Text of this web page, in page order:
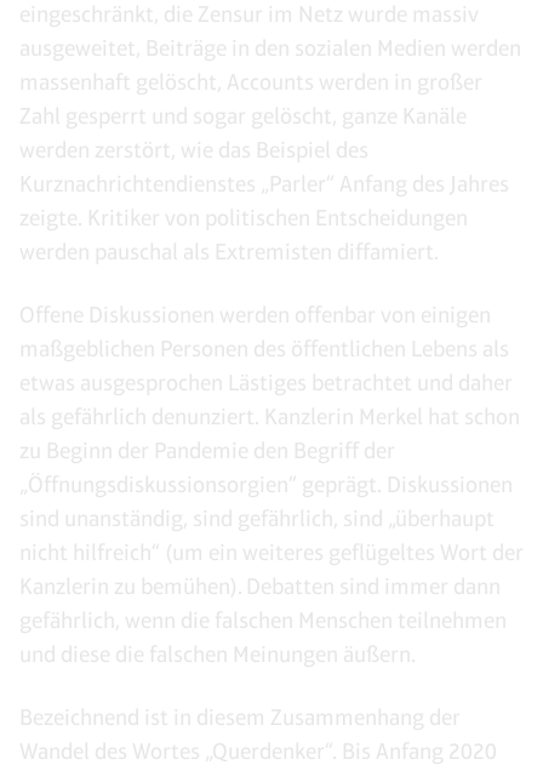
eingeschränkt, die Zensur im Netz wurde massiv
ausgeweitet, Beiträge in den sozialen Medien werden
massenhaft gelöscht, Accounts werden in großer
Zahl gesperrt und sogar gelöscht, ganze Kanäle
werden zerstört, wie das Beispiel des
Kurznachrichtendienstes „Parler“ Anfang des Jahres
zeigte. Kritiker von politischen Entscheidungen
werden pauschal als Extremisten diffamiert.
Offene Diskussionen werden offenbar von einigen
maßgeblichen Personen des öffentlichen Lebens als
etwas ausgesprochen Lästiges betrachtet und daher
als gefährlich denunziert. Kanzlerin Merkel hat schon
zu Beginn der Pandemie den Begriff der
„Öffnungsdiskussionsorgien“ geprägt. Diskussionen
sind unanständig, sind gefährlich, sind „überhaupt
nicht hilfreich“ (um ein weiteres geflügeltes Wort der
Kanzlerin zu bemühen). Debatten sind immer dann
gefährlich, wenn die falschen Menschen teilnehmen
und diese die falschen Meinungen äußern.
Bezeichnend ist in diesem Zusammenhang der
Wandel des Wortes „Querdenker“. Bis Anfang 2020